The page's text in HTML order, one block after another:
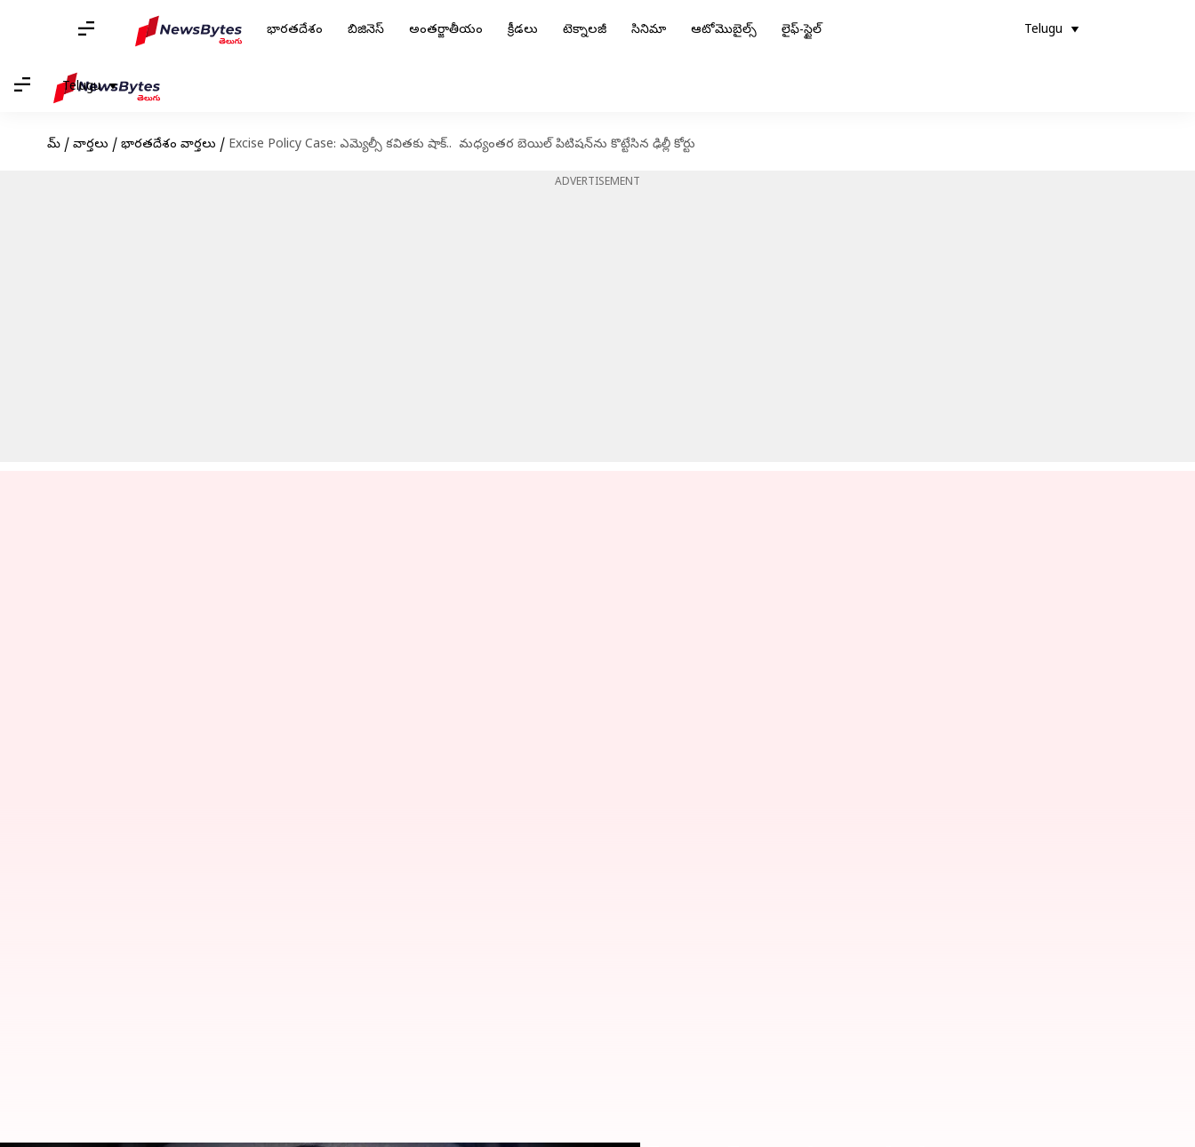
భారతదేశం బిజినెస్ అంతర్జాతీయం క్రీడలు టెక్నాలజీ సినిమా ఆటోమొబైల్స్ లైఫ్-స్టైల్ Telugu
Telugu
హోమ్ / వార్తలు / భారతదేశం వార్తలు / Excise Policy Case: ఎమ్యెల్సీ కవితకు షాక్.. మధ్యంతర బెయిల్ పిటిషన్‌ను కొట్టేసిన ఢిల్లీ కోర్టు
ADVERTISEMENT